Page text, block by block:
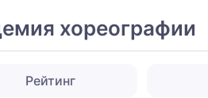
хореографии
Рейтинг